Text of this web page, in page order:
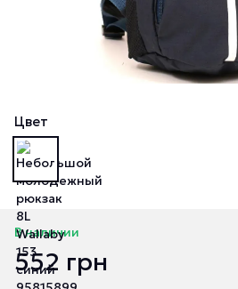
Цвет
В наличии
552 грн